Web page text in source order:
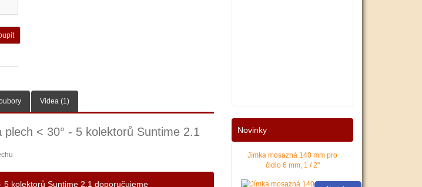
Videa (1)
< 30° - 5 kolektorů Suntime 2.1
kolektorů Suntime 2.1 doporučujeme
Nové podmínky dotací na nové solární systémy,
Novinky
Jímka mosazná 140 mm pro
čidlo 6 mm, 1 / 2"